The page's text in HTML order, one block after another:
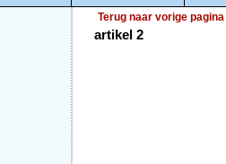
Terug naar vorige pagina
artikel 2